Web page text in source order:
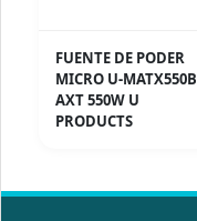
FUENTE DE PODER
MICRO U-MATX550B
AXT 550W U
PRODUCTS